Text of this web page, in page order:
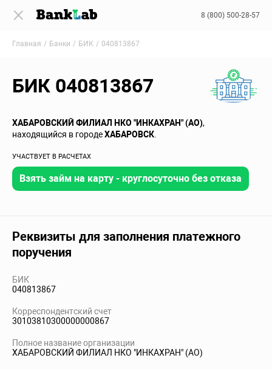
8 (800) 500-28-57
Главная Банки БИК 040813867
БИК 040813867
ХАБАРОВСКИЙ ФИЛИАЛ НКО "ИНКАХРАН" (АО),
находящийся в городеХАБАРОВСК
УЧАСТВУЕТ В РАСЧЕТАХ
Взять займ на карту - круглосуточно без отказа
Реквизиты для заполнения платежного
поручения
БИК
040813867
Корреспондентский счет
30103810300000000867
Полное название организации
ХАБАРОВСКИЙ ФИЛИАЛ НКО "ИНКАХРАН" (АО)